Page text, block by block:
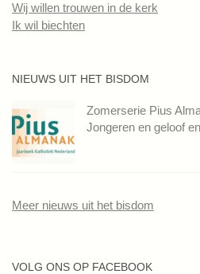
Wij willen trouwen in de kerk
Ik wil biechten
NIEUWS UIT HET BISDOM
Zomerserie Pius
Jongeren en geloof
Meer nieuws uit het bisdom
VOLG ONS OP FACEBOOK